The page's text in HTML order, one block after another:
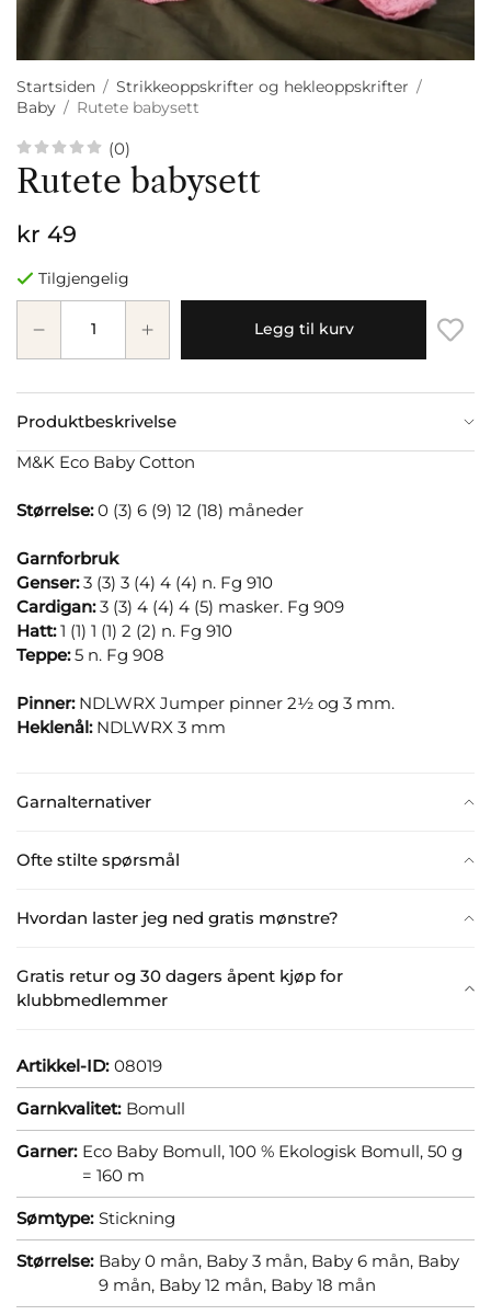
Startsiden / Strikkeoppskrifter og hekleoppskrifter /
Baby / Rutete babysett
(0)
Rutete babysett
kr 49
Tilgjengelig
Legg til kurv
Produktbeskrivelse
Garnalternativer
Ofte stilte spørsmål
Hvordan laster jeg ned gratis mønstre?
Gratis retur og 30 dagers åpent kjøp for
klubbmedlemmer
M&K Eco Baby Cotton
Størrelse:0 (3) 6 (9) 12 (18) måneder
Garnforbruk
Genser:3 (3) 3 (4) 4 (4) n. Fg 910
Cardigan:3 (3) 4 (4) 4 (5) masker. Fg 909
Hatt:1 (1) 1 (1) 2 (2) n. Fg 910
Teppe:5 n. Fg 908
Pinner:NDLWRX Jumper pinner 2½ og 3 mm.
Heklenål:NDLWRX 3 mm
Artikkel-ID: 08019
Garnkvalitet: Bomull
Garner: Eco Baby Bomull, 100 % Ekologisk Bomull, 50 g
= 160 m
Sømtype: Stickning
Størrelse: Baby 0 mån, Baby 3 mån, Baby 6 mån, Baby
9 mån, Baby 12 mån, Baby 18 mån